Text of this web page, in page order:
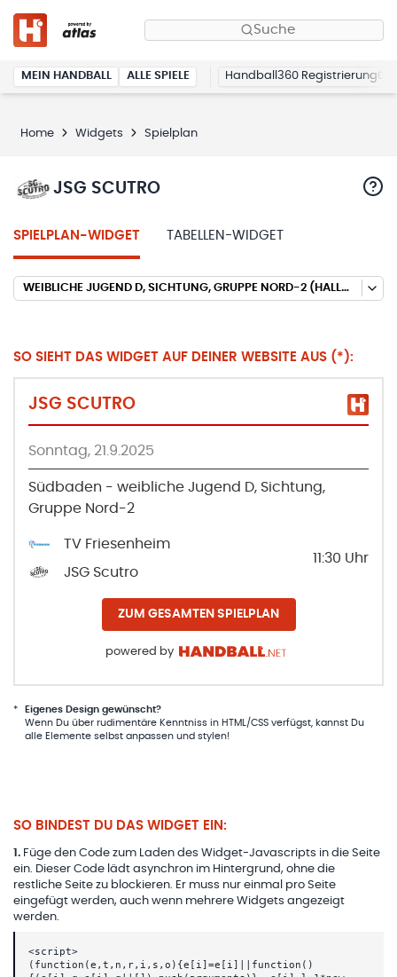
Suche
MEIN HANDBALL ALLE SPIELE Handball360 Registrierung
Home Widgets Spielplan
JSG SCUTRO
SPIELPLAN-WIDGET TABELLEN-WIDGET
WEIBLICHE JUGEND D, SICHTUNG, GRUPPE NORD-2 (HALLENRUNDE 2025/2026)
SO SIEHT DAS WIDGET AUF DEINER WEBSITE AUS (*):
JSG SCUTRO
Sonntag, 21.9.2025
Südbaden - weibliche Jugend D, Sichtung,
Gruppe Nord-2
TV Friesenheim
JSG Scutro
11:30 Uhr
ZUM GESAMTEN SPIELPLAN
powered by
*
Eigenes Design gewünscht?
Wenn Du über rudimentäre Kenntniss in HTML/CSS verfügst, kannst Du
alle Elemente selbst anpassen und stylen!
SO BINDEST DU DAS WIDGET EIN:
1 . Füge den Code zum Laden des Widget-Javascripts in die Seite
ein. Dieser Code lädt asynchron im Hintergrund, ohne die
restliche Seite zu blockieren. Er muss nur einmal pro Seite
eingefügt werden, auch wenn mehrere Widgets angezeigt
werden.
<script>
(function(e,t,n,r,i,s,o){e[i]=e[i]||function()